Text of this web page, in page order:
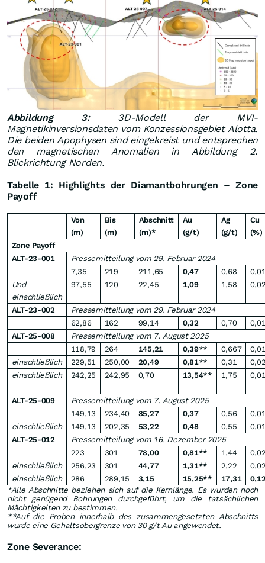
Abbildung 3:
3D-Modell der MVI-
Magnetikinversionsdaten vom Konzessionsgebiet Alotta.
Die beiden Apophysen sind eingekreist und entsprechen
den magnetischen Anomalien in Abbildung 2.
Blickrichtung Norden.
Tabelle 1: Highlights der Diamantbohrungen – Zone
Payoff
Von
(m)
Bis
(m)
Abschnitt
(m)*
Au
(g/t)
Ag
(g/t)
Cu
(%)
Zone Payoff
ALT-23-001
Pressemitteilung vom 29. Februar 2024
7,35
219 211,65 0,47 0,68
Und
einschließlich
97,55 120 22,45 1,09 1,58
ALT-23-002
Pressemitteilung vom 29. Februar 2024
62,86
162 99,14 0,32 0,70
ALT-25-008
Pressemitteilung vom 7. August 2025
118,79
264 145,21 0,39** 0,667
einschließlich
229,51 250,00 20,49 0,81** 0,31
einschließlich
242,25 242,95 0,70 13,54** 1,75
ALT-25-009
Pressemitteilung vom 7. August 2025
149,13
234,40 85,27 0,37 0,56
einschließlich
149,13 202,35 53,22 0,48 0,55
ALT-25-012
Pressemitteilung vom 16. Dezember 2025
223
301 78,00 0,81** 1,44
einschließlich
256,23 301 44,77 1,31** 2,22
einschließlich
286 289,15 3,15 15,25** 17,31
*Alle Abschnitte beziehen sich auf die Kernlänge. Es wurden noch
nicht genügend Bohrungen durchgeführt, um die tatsächlichen
Mächtigkeiten zu bestimmen.
**Auf die Proben innerhalb des zusammengesetzten Abschnitts
wurde eine Gehaltsobergrenze von 30 g/t Au angewendet.
Zone Severance: